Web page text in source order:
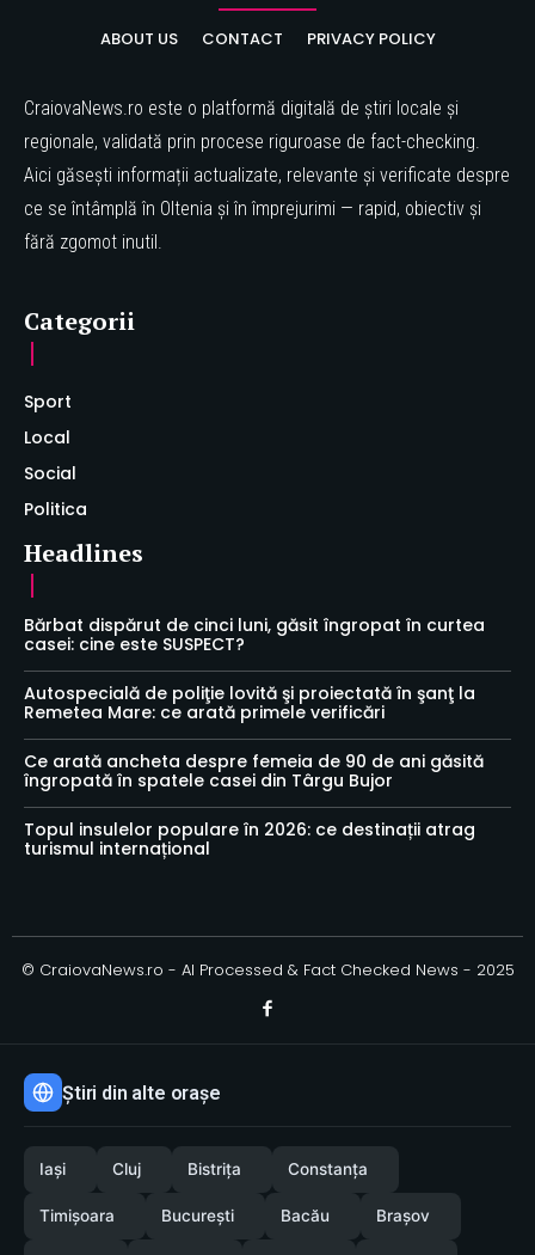
ABOUT US CONTACT PRIVACY POLICY
CraiovaNews.ro este o platformă digitală de știri locale și
regionale, validată prin procese riguroase de fact-checking.
Aici găsești informații actualizate, relevante și verificate despre
ce se întâmplă în Oltenia și în împrejurimi — rapid, obiectiv și
fără zgomot inutil.
Categorii
Sport
Local
Social
Politica
Headlines
Bărbat dispărut de cinci luni, găsit îngropat în curtea
casei: cine este SUSPECT?
Autospecială de poliţie lovită şi proiectată în şanţ la
Remetea Mare: ce arată primele verificări
Ce arată ancheta despre femeia de 90 de ani găsită
îngropată în spatele casei din Târgu Bujor
Topul insulelor populare în 2026: ce destinații atrag
turismul internațional
© CraiovaNews.ro - AI Processed & Fact Checked News - 2025
Știri din alte orașe
Iași Cluj Bistrița Constanța
Timișoara București Bacău Brașov